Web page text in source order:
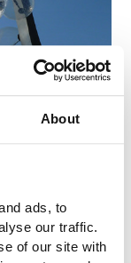
About
ads, to
our traffic.
of our site with